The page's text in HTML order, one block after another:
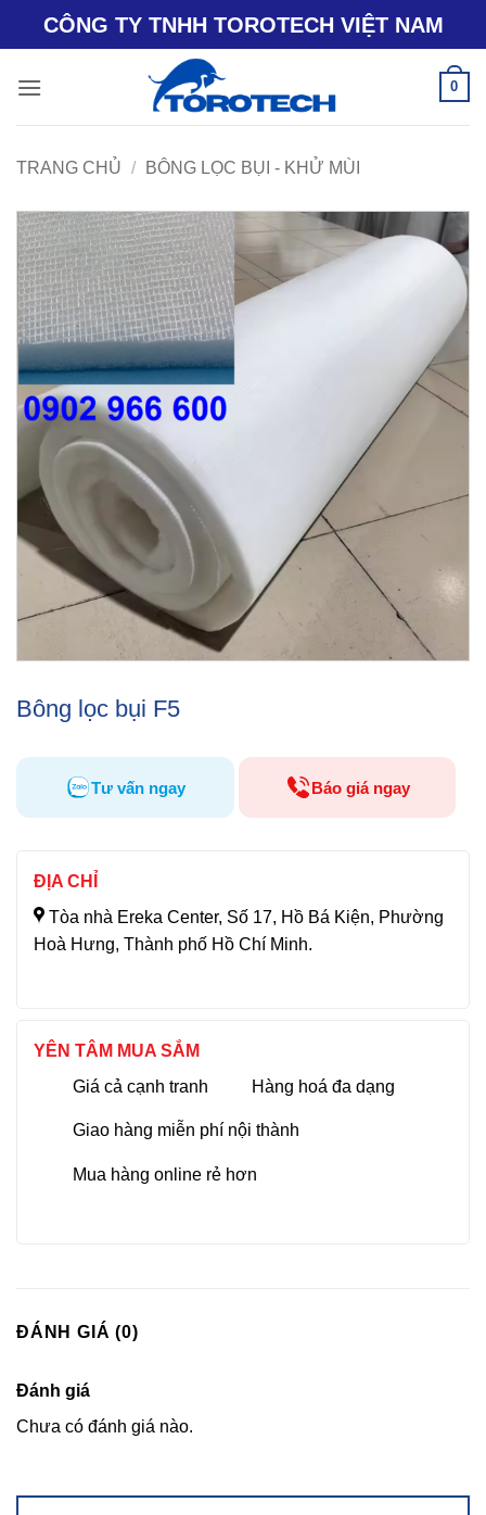
dung
CÔNG TY TNHH TOROTECH VIỆT NAM
0
TRANG CHỦ / BÔNG LỌC BỤI - KHỬ MÙI
Bông lọc bụi F5
Tư vấn ngay Báo giá ngay
ĐỊA CHỈ
Tòa nhà Ereka Center, Số 17, Hồ Bá Kiện, Phường
Hoà Hưng, Thành phố Hồ Chí Minh.
YÊN TÂM MUA SẮM
Giá cả cạnh tranh
Hàng hoá đa dạng
Giao hàng miễn phí nội thành
Mua hàng online rẻ hơn
ĐÁNH GIÁ (0)
Đánh giá
Chưa có đánh giá nào.